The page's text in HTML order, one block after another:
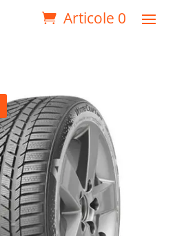
Articole 0